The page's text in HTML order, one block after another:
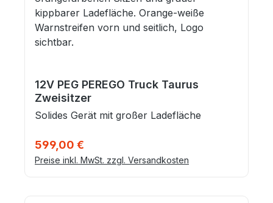
12V PEG PEREGO Truck Taurus
Zweisitzer
Solides Gerät mit großer Ladefläche
599,00 €
Preise inkl. MwSt. zzgl. Versandkosten